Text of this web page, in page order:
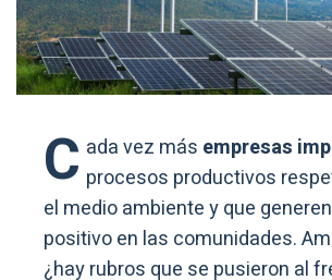
C ada vez más empresas
procesos productivos
el medio ambiente y que
positivo en las comunidades.
¿hay rubros que se pusieron al